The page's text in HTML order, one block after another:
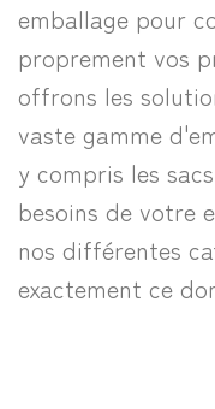
emballage pour
proprement vos
offrons les
vaste gamme
y compris les
besoins de votre
nos différentes
exactement ce